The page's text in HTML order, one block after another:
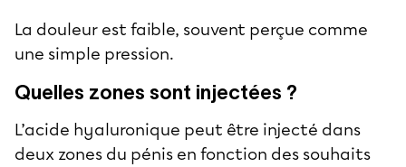
La douleur est faible, souvent perçue comme
une simple pression.
Quelles zones sont injectées ?
L’acide hyaluronique peut être injecté dans
deux zones du pénis en fonction des souhaits